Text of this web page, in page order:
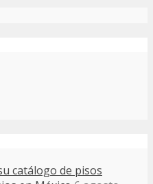
catálogo de pisos